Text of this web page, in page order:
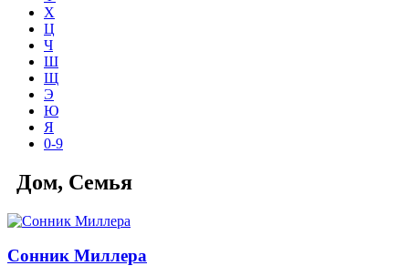
Х
Ц
Ч
Ш
Щ
Э
Ю
Я
0-9
Дом, Семья
Сонник Миллера